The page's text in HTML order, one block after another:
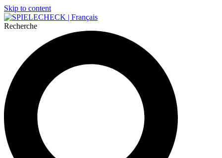
Skip to content
Recherche